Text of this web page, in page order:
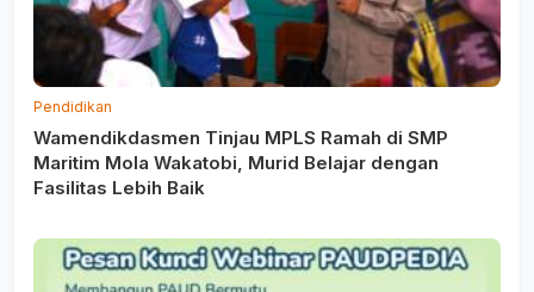
Pendidikan
Wamendikdasmen Tinjau MPLS Ramah di SMP
Maritim Mola Wakatobi, Murid Belajar dengan
Fasilitas Lebih Baik